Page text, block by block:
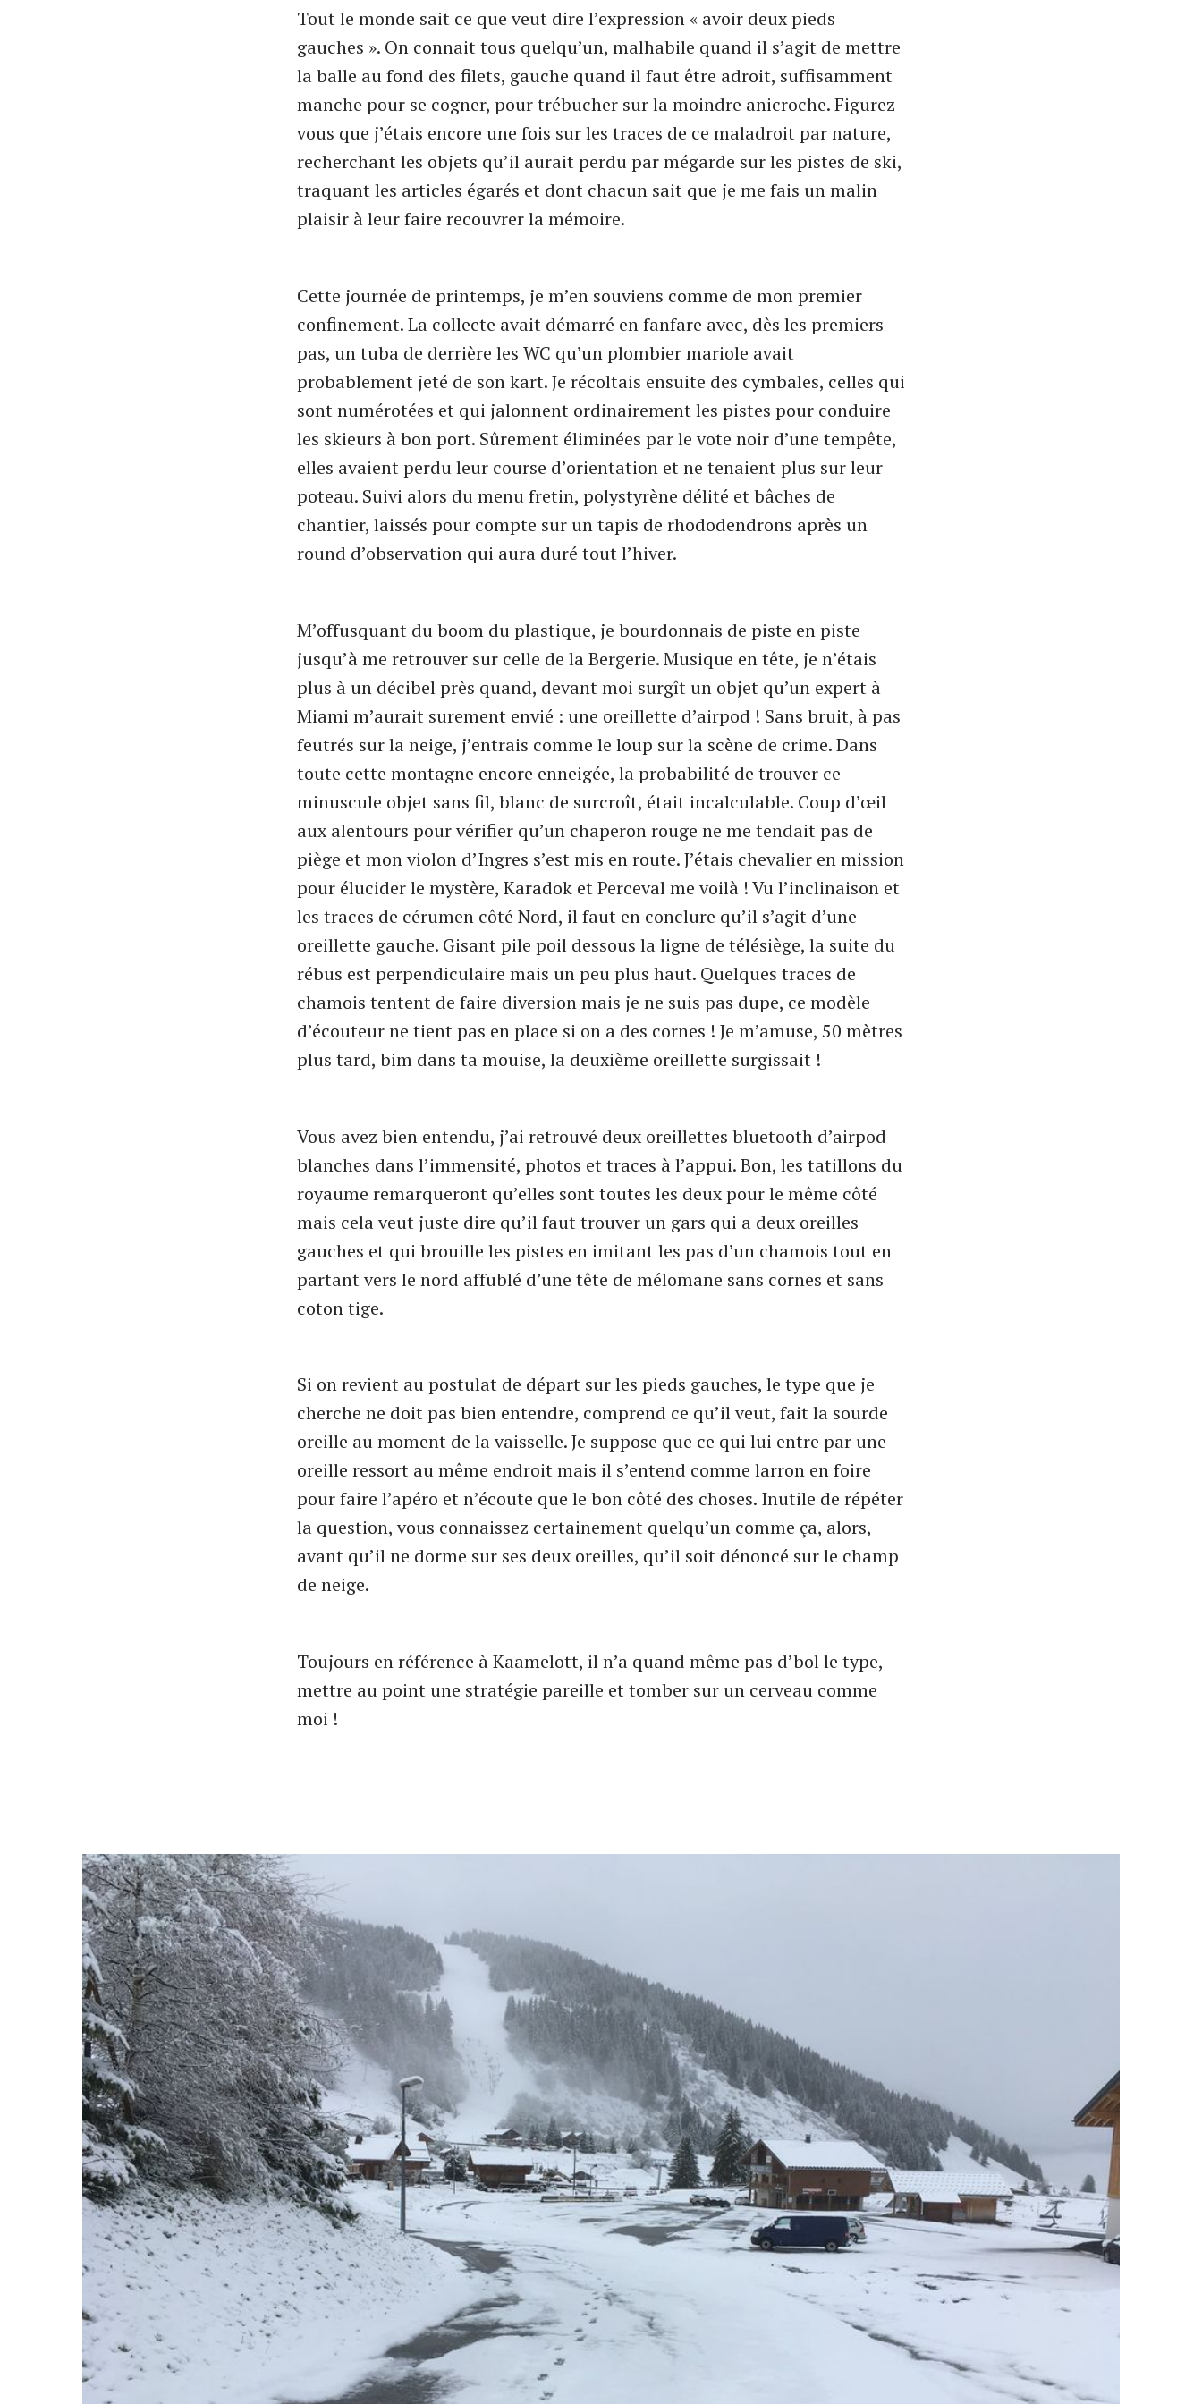
Tout le monde sait ce que veut dire l’expression « avoir deux pieds
gauches ». On connait tous quelqu’un, malhabile quand il s’agit de mettre
la balle au fond des filets, gauche quand il faut être adroit, suffisamment
manche pour se cogner, pour trébucher sur la moindre anicroche. Figurez-
vous que j’étais encore une fois sur les traces de ce maladroit par nature,
recherchant les objets qu’il aurait perdu par mégarde sur les pistes de ski,
traquant les articles égarés et dont chacun sait que je me fais un malin
plaisir à leur faire recouvrer la mémoire.
Cette journée de printemps, je m’en souviens comme de mon premier
confinement. La collecte avait démarré en fanfare avec, dès les premiers
pas, un tuba de derrière les WC qu’un plombier mariole avait
probablement jeté de son kart. Je récoltais ensuite des cymbales, celles qui
sont numérotées et qui jalonnent ordinairement les pistes pour conduire
les skieurs à bon port. Sûrement éliminées par le vote noir d’une tempête,
elles avaient perdu leur course d’orientation et ne tenaient plus sur leur
poteau. Suivi alors du menu fretin, polystyrène délité et bâches de
chantier, laissés pour compte sur un tapis de rhododendrons après un
round d’observation qui aura duré tout l’hiver.
M’offusquant du boom du plastique, je bourdonnais de piste en piste
jusqu’à me retrouver sur celle de la Bergerie. Musique en tête, je n’étais
plus à un décibel près quand, devant moi surgît un objet qu’un expert à
Miami m’aurait surement envié : une oreillette d’airpod ! Sans bruit, à pas
feutrés sur la neige, j’entrais comme le loup sur la scène de crime. Dans
toute cette montagne encore enneigée, la probabilité de trouver ce
minuscule objet sans fil, blanc de surcroît, était incalculable. Coup d’œil
aux alentours pour vérifier qu’un chaperon rouge ne me tendait pas de
piège et mon violon d’Ingres s’est mis en route. J’étais chevalier en mission
pour élucider le mystère, Karadok et Perceval me voilà ! Vu l’inclinaison et
les traces de cérumen côté Nord, il faut en conclure qu’il s’agit d’une
oreillette gauche. Gisant pile poil dessous la ligne de télésiège, la suite du
rébus est perpendiculaire mais un peu plus haut. Quelques traces de
chamois tentent de faire diversion mais je ne suis pas dupe, ce modèle
d’écouteur ne tient pas en place si on a des cornes ! Je m’amuse, 50 mètres
plus tard, bim dans ta mouise, la deuxième oreillette surgissait !
Vous avez bien entendu, j’ai retrouvé deux oreillettes bluetooth d’airpod
blanches dans l’immensité, photos et traces à l’appui. Bon, les tatillons du
royaume remarqueront qu’elles sont toutes les deux pour le même côté
mais cela veut juste dire qu’il faut trouver un gars qui a deux oreilles
gauches et qui brouille les pistes en imitant les pas d’un chamois tout en
partant vers le nord affublé d’une tête de mélomane sans cornes et sans
coton tige.
Si on revient au postulat de départ sur les pieds gauches, le type que je
cherche ne doit pas bien entendre, comprend ce qu’il veut, fait la sourde
oreille au moment de la vaisselle. Je suppose que ce qui lui entre par une
oreille ressort au même endroit mais il s’entend comme larron en foire
pour faire l’apéro et n’écoute que le bon côté des choses. Inutile de répéter
la question, vous connaissez certainement quelqu’un comme ça, alors,
avant qu’il ne dorme sur ses deux oreilles, qu’il soit dénoncé sur le champ
de neige.
Toujours en référence à Kaamelott, il n’a quand même pas d’bol le type,
mettre au point une stratégie pareille et tomber sur un cerveau comme
moi !